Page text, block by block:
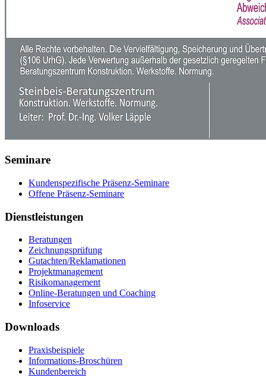
Seminare
Kundenspezifische Präsenz-Seminare
Offene Präsenz-Seminare
Dienstleistungen
Beratungen
Zeichnungsprüfung
Gutachten/Reklamationen
Projektmanagement
Risikomanagement
Online-Beratungen und Coaching
Infoservice
Downloads
Praxisbeispiele
Informations-Broschüren
Kundenbereich